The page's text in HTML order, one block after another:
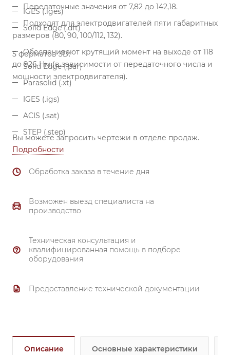
Передаточные значения от 7,82 до 142,18.
Подходят для электродвигателей пяти габаритных
размеров (80, 90, 100/112, 132).
Обеспечивают крутящий момент на выходе от 118
до 926 Нм (в зависимости от передаточного числа и
мощности электродвигателя).
IGES (.iges)
Solid Edge (.dft)
5 форматов 3D:
Solid Edge (.par)
Parasolid (.xt)
IGES (.igs)
ACIS (.sat)
STEP (.step)
Вы можете запросить чертежи в отделе продаж.
Подробности
Обработка заказа в течение дня
Возможен выезд специалиста на
производство
Техническая консультация и
квалифицированная помощь в подборе
оборудования
Предоставление технической документации
Описание Основные характеристики